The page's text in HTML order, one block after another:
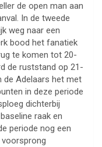
de open man aan
In de tweede
weg naar een
bood het fanatiek
te komen tot 20-
de ruststand op 21-
de Adelaars het met
in deze periode
dichterbij
raak en
periode nog een